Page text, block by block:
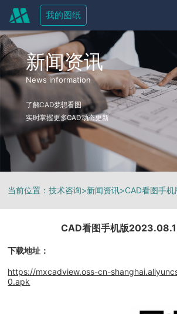
我的图纸
新闻资讯
News information
了解CAD梦想看图
实时掌握更多CAD动态更新
当前位置：技术咨询>新闻资讯>CAD看图手
CAD看图手机版
下载地址：
https://mxcadview.oss-cn-
0.apk